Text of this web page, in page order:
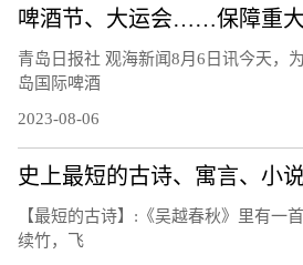
青岛日报社 观海新闻8月6日讯今天，
岛国际啤酒
2023-08-06
史上最短的古诗、寓言、小
【最短的古诗】:《吴越春秋》里有一
续竹，飞